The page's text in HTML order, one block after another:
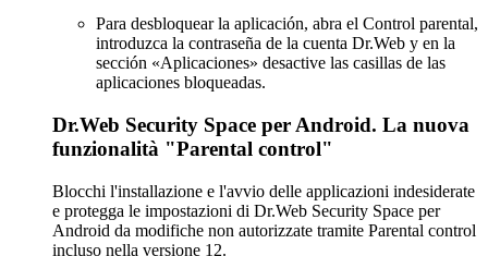
Para desbloquear la aplicación, abra el Control parental,
introduzca la contraseña de la cuenta Dr.Web y en la
sección «Aplicaciones» desactive las casillas de las
aplicaciones bloqueadas.
Dr.Web Security Space per Android. La nuova
funzionalità "Parental control"
Blocchi l'installazione e l'avvio delle applicazioni indesiderate
e protegga le impostazioni di Dr.Web Security Space per
Android da modifiche non autorizzate tramite Parental control
incluso nella versione 12.